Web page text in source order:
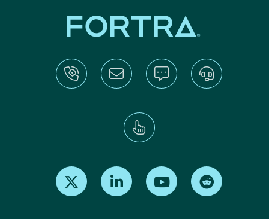
Find us on X Find us on LinkedInFind us on Youtube